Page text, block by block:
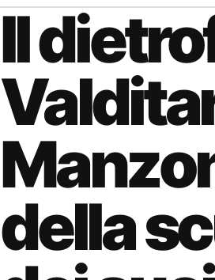
Il
della